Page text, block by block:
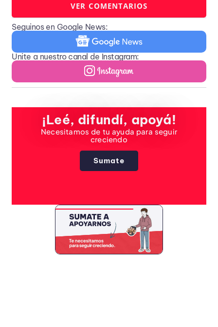
VER COMENTARIOS
Seguinos en Google News:
Unite a nuestro canal de Instagram:
¡Leé, difundí, apoyá!
Necesitamos de tu ayuda para seguir
creciendo
Sumate